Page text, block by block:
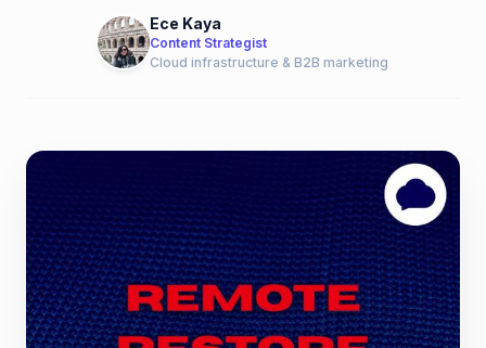
Ece Kaya
Content Strategist
Cloud infrastructure & B2B marketing